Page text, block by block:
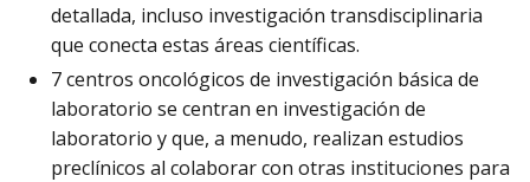
detallada, incluso investigación transdisciplinaria
que conecta estas áreas científicas.
7 centros oncológicos de investigación básica de
laboratorio se centran en investigación de
laboratorio y que, a menudo, realizan estudios
preclínicos al colaborar con otras instituciones para